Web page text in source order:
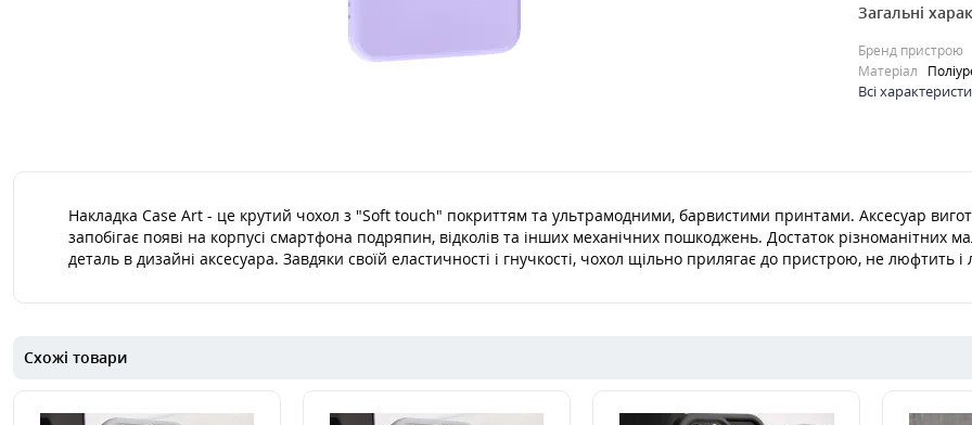
Накладка Case
з "Soft touch"
принтами. ..
0
Загальні
Бренд пристрою
Матеріал
Всі
Накладка Case Art - це крутий чохол з "Soft touch" покриттям та ультрамодними, барвистими принтами. Аксесуар
запобігає появі на корпусі смартфона подряпин, відколів та інших механічних пошкоджень. Достаток різноманітних
деталь в дизайні аксесуара. Завдяки своїй еластичності і гнучкості, чохол щільно прилягає до пристрою, не люфтить і
Схожі товари